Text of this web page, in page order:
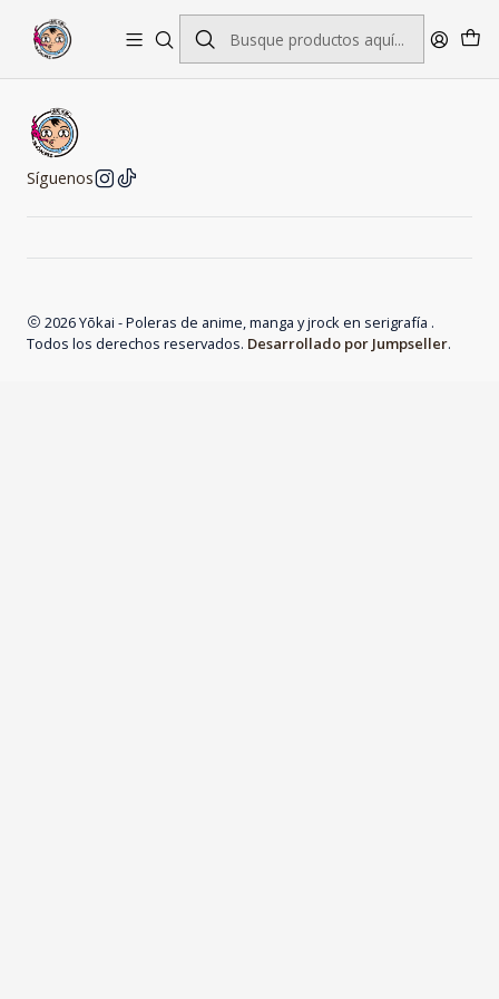
Síguenos
2026 Yōkai - Poleras de anime, manga y jrock en serigrafía .
Todos los derechos reservados. Desarrollado por Jumpseller.